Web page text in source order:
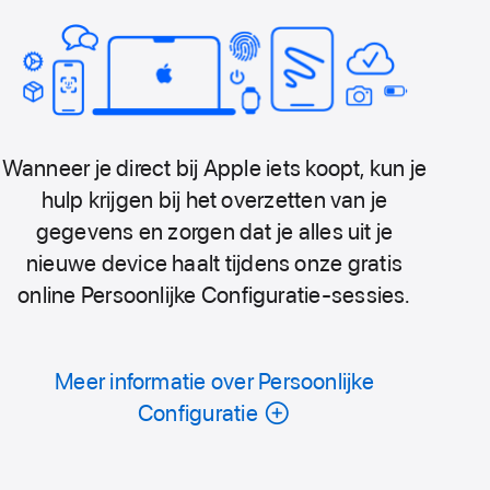
Wanneer je direct bij Apple iets koopt, kun je
hulp krijgen bij het overzetten van je
gegevens en zorgen dat je alles uit je
nieuwe device haalt tijdens onze gratis
online Persoonlijke Configuratie-sessies.
Meer informatie over Persoonlijke
Configuratie